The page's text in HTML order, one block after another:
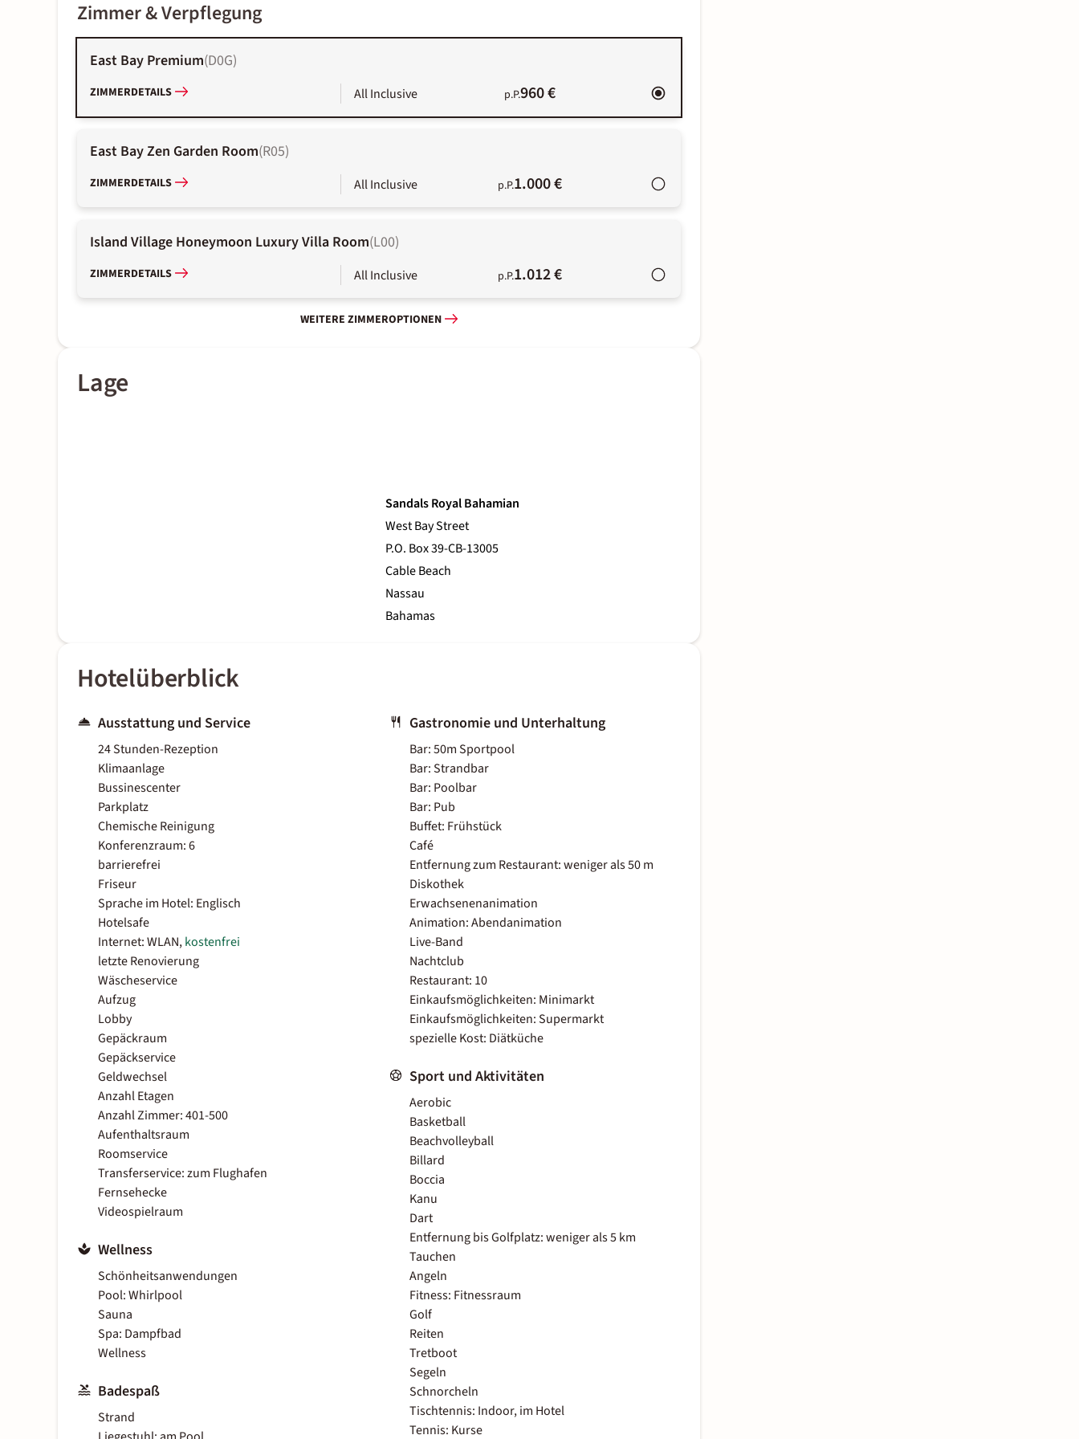
Zimmer & Verpflegung
East Bay Premium(D0G)
ZIMMERDETAILS All Inclusive p.P.960 €
East Bay Zen Garden Room(R05)
ZIMMERDETAILS All Inclusive p.P.1.000 €
Island Village Honeymoon Luxury Villa Room(L00)
ZIMMERDETAILS All Inclusive p.P.1.012 €
WEITERE ZIMMEROPTIONEN
Lage
Sandals Royal Bahamian
West Bay Street
P.O. Box 39-CB-13005
Cable Beach
Nassau
Bahamas
Hotelüberblick
Ausstattung und Service
24 Stunden-Rezeption
Klimaanlage
Bussinescenter
Parkplatz
Chemische Reinigung
Konferenzraum: 6
barrierefrei
Friseur
Sprache im Hotel: Englisch
Hotelsafe
Internet: WLAN,kostenfrei
letzte Renovierung
Wäscheservice
Aufzug
Lobby
Gepäckraum
Gepäckservice
Geldwechsel
Anzahl Etagen
Anzahl Zimmer: 401-500
Aufenthaltsraum
Roomservice
Transferservice: zum Flughafen
Fernsehecke
Videospielraum
Wellness
Schönheitsanwendungen
Pool: Whirlpool
Sauna
Spa: Dampfbad
Wellness
Badespaß
Strand
Gastronomie und Unterhaltung
Bar: 50m Sportpool
Bar: Strandbar
Bar: Poolbar
Bar: Pub
Buffet: Frühstück
Café
Entfernung zum Restaurant: weniger als 50 m
Diskothek
Erwachsenenanimation
Animation: Abendanimation
Live-Band
Nachtclub
Restaurant: 10
Einkaufsmöglichkeiten: Minimarkt
Einkaufsmöglichkeiten: Supermarkt
spezielle Kost: Diätküche
Sport und Aktivitäten
Aerobic
Basketball
Beachvolleyball
Billard
Boccia
Kanu
Dart
Entfernung bis Golfplatz: weniger als 5 km
Tauchen
Angeln
Fitness: Fitnessraum
Golf
Reiten
Tretboot
Segeln
Schnorcheln
Tischtennis: Indoor, im Hotel
Tennis: Kurse